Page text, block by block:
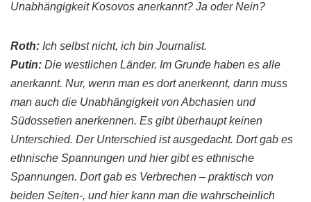
UnabhängigkeitKosovos anerkannt? Ja oder Nein?
Roth: Ich selbst nicht, ich bin Journalist.
Putin: Die westlichen Länder. Im Grunde haben es alle
anerkannt. Nur, wenn man es dort anerkennt, dann muss
man auch die Unabhängigkeit vonAbchasien und
Südossetien anerkennen. Es gibt überhaupt keinen
Unterschied. Der Unterschied ist ausgedacht. Dort gab es
ethnische Spannungen und hier gibt es ethnische
Spannungen. Dort gab es Verbrechen – praktisch von
beiden Seiten-, und hier kann man die wahrscheinlich